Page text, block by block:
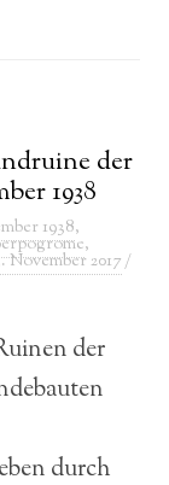
der
1938
1938,
,
November 2017/
der
durch